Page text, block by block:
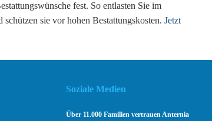
fest. So entlasten Sie im
sie vor hohen Bestattungskosten.Jetzt
Soziale Medien
Über 11.000 Familien vertrauen Anternia